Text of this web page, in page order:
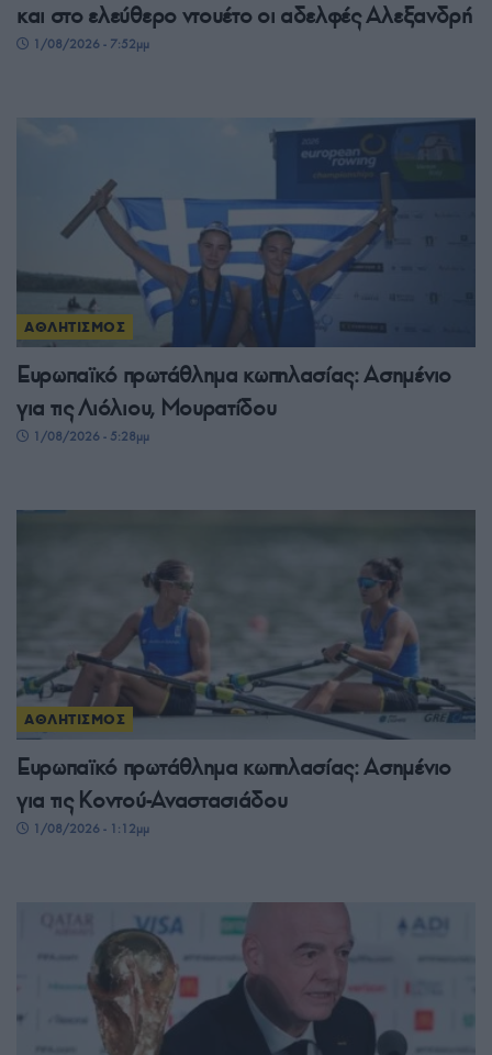
και στο ελεύθερο ντουέτο οι αδελφές Αλεξανδρή
1/08/2026 - 7:52μμ
ΑΘΛΗΤΙΣΜΟΣ
Ευρωπαϊκό πρωτάθλημα κωπηλασίας: Ασημένιο
για τις Λιόλιου, Μουρατίδου
1/08/2026 - 5:28μμ
ΑΘΛΗΤΙΣΜΟΣ
Ευρωπαϊκό πρωτάθλημα κωπηλασίας: Ασημένιο
για τις Κοντού-Αναστασιάδου
1/08/2026 - 1:12μμ